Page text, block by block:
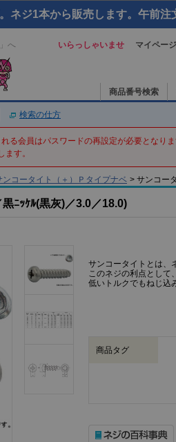
ネジ1本から販売します。午前
へ いらっしゃいませ マイページ
商品番号検索
検索の仕方
る会員はパスワードの再設定が必要となりま
す。
ンコータイト（＋）Ｐタイプナベ > サンコー
ﾆｯｹﾙ(黒灰)／3.0／18.0)
サンコータイトとは、
このネジの利点として
低いトルクでもねじ込
商品タグ